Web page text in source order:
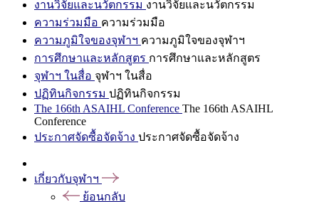
งานวิจัยและนวัตกรรม งานวิจัยและนวัตกรรม
ความร่วมมือ ความร่วมมือ
ความภูมิใจของจุฬาฯ ความภูมิใจของจุฬาฯ
การศึกษาและหลักสูตร การศึกษาและหลักสูตร
จุฬาฯ ในสื่อ จุฬาฯ ในสื่อ
ปฏิทินกิจกรรม ปฏิทินกิจกรรม
The 166th ASAIHL Conference The 166th ASAIHL
Conference
ประกาศจัดซื้อจัดจ้าง ประกาศจัดซื้อจัดจ้าง
เกี่ยวกับจุฬาฯ
ย้อนกลับ